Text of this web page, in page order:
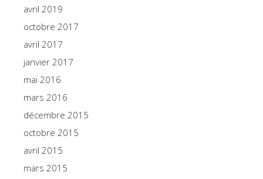
avril 2019
octobre 2017
avril 2017
janvier 2017
mai 2016
mars 2016
décembre 2015
octobre 2015
avril 2015
mars 2015